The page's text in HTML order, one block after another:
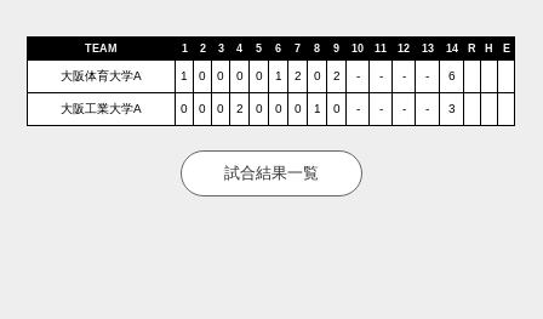
TEAM 1 2 3 4 5 6 7 8 9 10 11 12 13 14 R H E
大阪体育大学A 1 0 0 0 0 1 2 0 2 - - - - 6
大阪工業大学A 0 0 0 2 0 0 0 1 0 - - - - 3
試合結果一覧